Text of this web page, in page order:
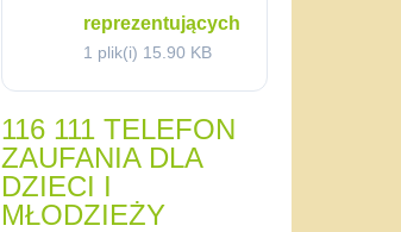
reprezentujących
1 plik(i) 15.90 KB
116 111 TELEFON
ZAUFANIA DLA
DZIECI I
MŁODZIEŻY